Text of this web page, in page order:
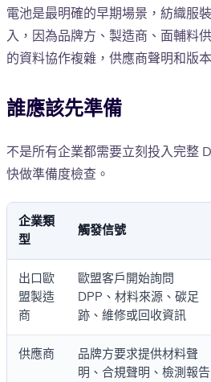
電池是最明確的早期場景，紡織服
入，因為品牌方、製造商、面輔料
的資料協作複雜，供應商聲明和版
誰應該先準備
不是所有企業都需要立刻投入完整
快做準備度檢查。
企業類
型
觸發信號
出口歐
盟製造
商
歐盟客戶開始詢問
DPP、材料來源、碳足
跡、維修或回收資訊
供應商
品牌方要求提供材料聲
明、合規聲明、檢測報告